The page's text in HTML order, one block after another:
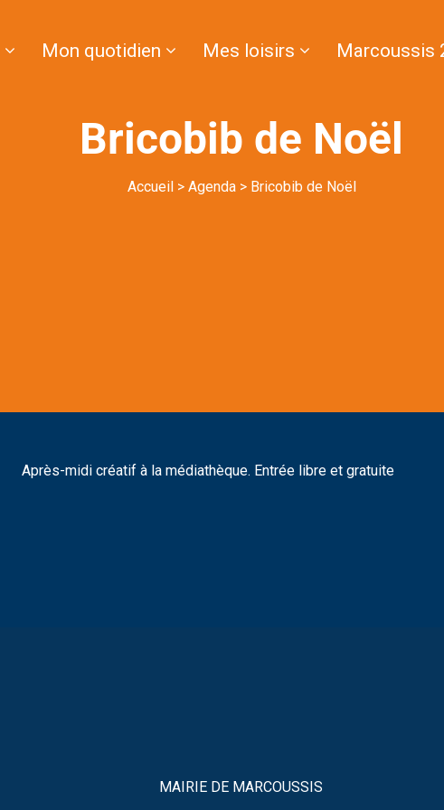
Mon quotidien Mes loisirs Marcoussis
Bricobib de Noël
Accueil> Agenda> Bricobib de Noël
Après-midi créatif à la médiathèque. Entrée libre et gratuite
MAIRIE DE MARCOUSSIS